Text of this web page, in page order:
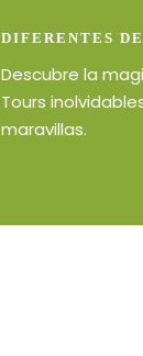
DIFERENTES
Descubre la
Tours
maravillas.